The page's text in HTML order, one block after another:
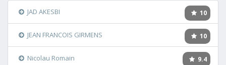
10
JAD AKESBI
10
JEAN FRANCOIS GIRMENS
9.4
Nicolau Romain